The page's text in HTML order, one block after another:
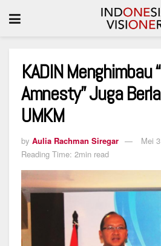
KADIN Menghimbau
Amnesty” Juga
UMKM
by Aulia Rachman Siregar
Mei
Reading Time: 2min read